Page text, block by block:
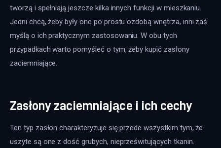
tworzą i spełniają jeszcze kilka innych funkcji w mieszkaniu.
Jedni chcą, żeby były one po prostu ozdobą wnętrza, inni zaś
myślą o ich praktycznym zastosowaniu. W obu tych
przypadkach warto pomyśleć o tym, żeby kupić zasłony
zaciemniające.
Zasłony zaciemniające i ich cechy
Ten typ zasłon charakteryzuje się przede wszystkim tym, że
uszyte są one z dość grubych, nieprześwitujących tkanin.